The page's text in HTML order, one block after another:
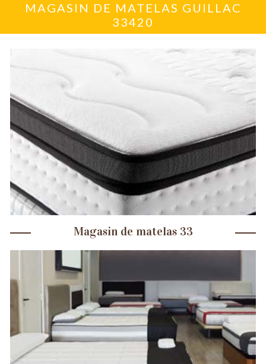
MAGASIN DE MATELAS GUILLAC
33420
Magasin de matelas 33